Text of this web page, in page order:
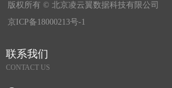
版权所有 © 北京凌云翼数据科技有限公司
京ICP备18000213号-1
联系我们
CONTACT US